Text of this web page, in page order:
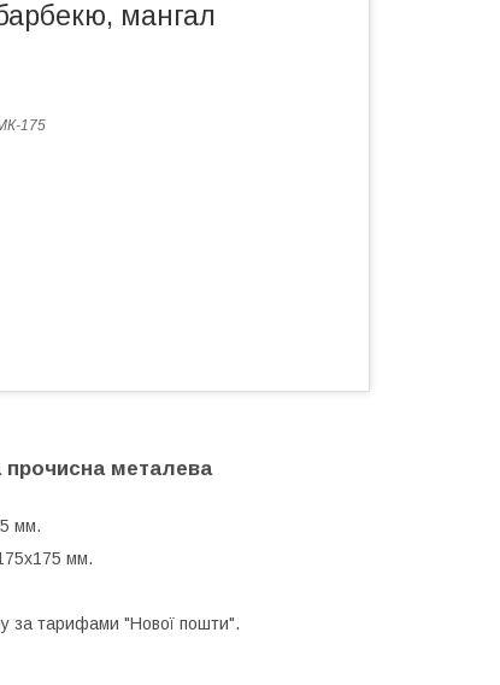
мангал
175
прочисна металева
мм.
мм.
за тарифами "Нової пошти".